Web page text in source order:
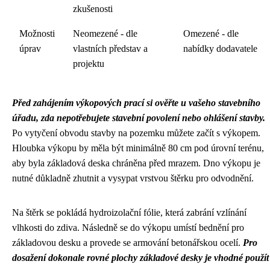
zkušenosti
Možnosti
úprav
Neomezené - dle
vlastních představ a
projektu
Omezené - dle
nabídky dodavatele
Před zahájením výkopových prací si ověřte u vašeho stavebního
úřadu, zda nepotřebujete stavební povolení nebo ohlášení stavby.
Po vytyčení obvodu stavby na pozemku můžete začít s výkopem.
Hloubka výkopu by měla být minimálně 80 cm pod úrovní terénu,
aby byla základová deska chráněna před mrazem. Dno výkopu je
nutné důkladně zhutnit a vysypat vrstvou štěrku pro odvodnění.
Na štěrk se pokládá hydroizolační fólie, která zabrání vzlínání
vlhkosti do zdiva. Následně se do výkopu umístí bednění pro
základovou desku a provede se armování betonářskou ocelí. Pro
dosažení dokonale rovné plochy základové desky je vhodné použít